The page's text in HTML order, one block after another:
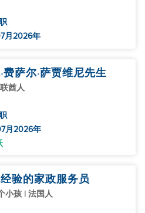
月2026年
费萨尔·萨贾维尼先生
酋人
月2026年
验的家政服务员
小孩 | 法国人